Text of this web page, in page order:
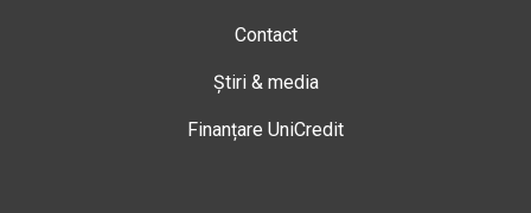
Contact
Știri & media
Finanțare UniCredit